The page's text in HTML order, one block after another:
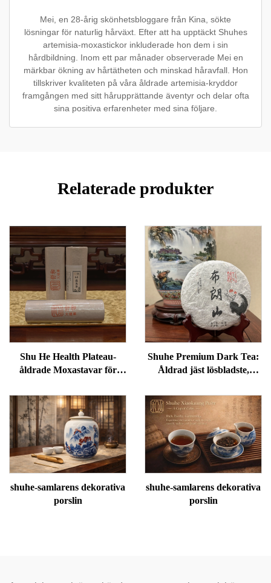
Mei, en 28-årig skönhetsbloggare från Kina, sökte
lösningar för naturlig hårväxt. Efter att ha upptäckt Shuhes
artemisia-moxastickor inkluderade hon dem i sin
hårdbildning. Inom ett par månader observerade Mei en
märkbar ökning av hårtätheten och minskad håravfall. Hon
tillskriver kvaliteten på våra åldrade artemisia-kryddor
framgången med sitt hårupprättande äventyr och delar ofta
sina positiva erfarenheter med sina följare.
Relaterade produkter
Shu He Health Plateau-
åldrade Moxastavar för
fuktreducering och
meridianvärme
Shuhe Premium Dark Tea:
Åldrad jäst lösbladste,
hantverk, mild och smidig,
idealisk för matsmältning
och avslappning, naturlig
hälsote
shuhe-samlarens dekorativa
porslin
shuhe-samlarens dekorativa
porslin